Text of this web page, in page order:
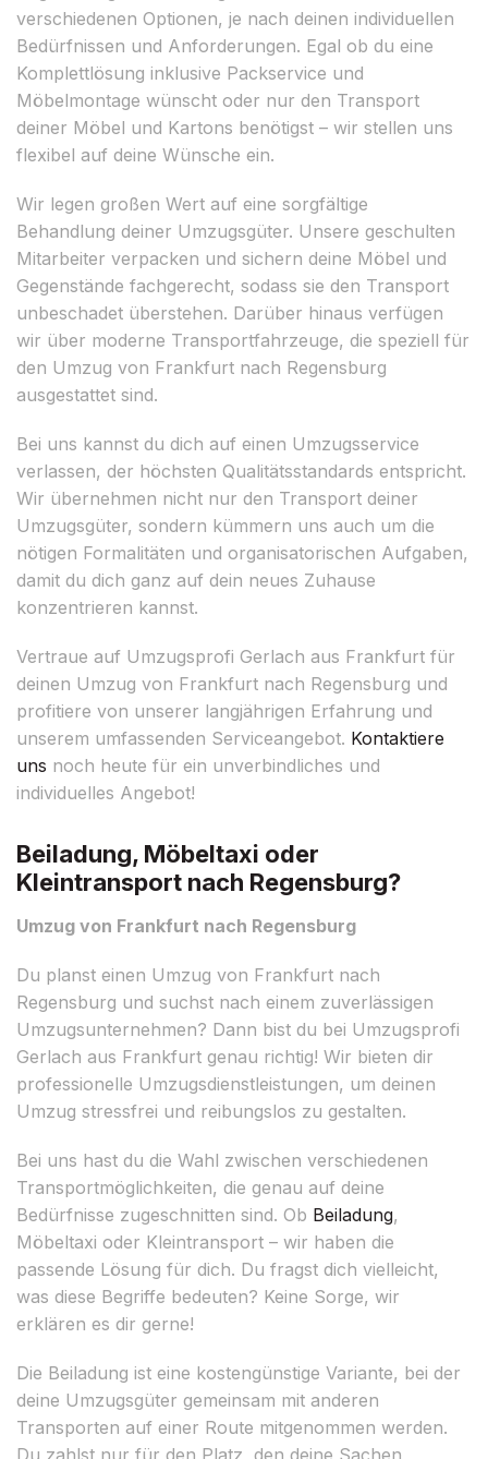
verschiedenen Optionen, je nach deinen individuellen
Bedürfnissen und Anforderungen. Egal ob du eine
Komplettlösung inklusive Packservice und
Möbelmontage wünscht oder nur den Transport
deiner Möbel und Kartons benötigst – wir stellen uns
flexibel auf deine Wünsche ein.
Wir legen großen Wert auf eine sorgfältige
Behandlung deiner Umzugsgüter. Unsere geschulten
Mitarbeiter verpacken und sichern deine Möbel und
Gegenstände fachgerecht, sodass sie den Transport
unbeschadet überstehen. Darüber hinaus verfügen
wir über moderne Transportfahrzeuge, die speziell für
den Umzug von Frankfurt nach Regensburg
ausgestattet sind.
Bei uns kannst du dich auf einen Umzugsservice
verlassen, der höchsten Qualitätsstandards entspricht.
Wir übernehmen nicht nur den Transport deiner
Umzugsgüter, sondern kümmern uns auch um die
nötigen Formalitäten und organisatorischen Aufgaben,
damit du dich ganz auf dein neues Zuhause
konzentrieren kannst.
Vertraue auf Umzugsprofi Gerlach aus Frankfurt für
deinen Umzug von Frankfurt nach Regensburg und
profitiere von unserer langjährigen Erfahrung und
unserem umfassenden Serviceangebot. Kontaktiere
uns noch heute für ein unverbindliches und
individuelles Angebot!
Beiladung, Möbeltaxi oder
Kleintransport nach Regensburg?
Umzug von Frankfurt nach Regensburg
Du planst einen Umzug von Frankfurt nach
Regensburg und suchst nach einem zuverlässigen
Umzugsunternehmen? Dann bist du bei Umzugsprofi
Gerlach aus Frankfurt genau richtig! Wir bieten dir
professionelle Umzugsdienstleistungen, um deinen
Umzug stressfrei und reibungslos zu gestalten.
Bei uns hast du die Wahl zwischen verschiedenen
Transportmöglichkeiten, die genau auf deine
Bedürfnisse zugeschnitten sind. Ob Beiladung,
Möbeltaxi oder Kleintransport – wir haben die
passende Lösung für dich. Du fragst dich vielleicht,
was diese Begriffe bedeuten? Keine Sorge, wir
erklären es dir gerne!
Die Beiladung ist eine kostengünstige Variante, bei der
deine Umzugsgüter gemeinsam mit anderen
Transporten auf einer Route mitgenommen werden.
Du zahlst nur für den Platz, den deine Sachen